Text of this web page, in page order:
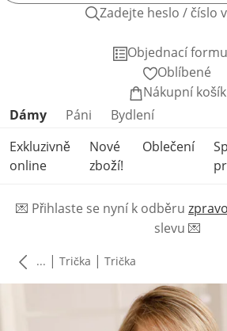
Zadejte heslo / číslo
Objednací
Oblíbené
Nákupní košík
Přeskočit kategorie produktů
Dámy Páni
Bydlení
Exkluzivně
online
Nové
zboží!
Oblečení
💌 Přihlaste se nyní k odběru
slevu 💌
... | Trička | Trička